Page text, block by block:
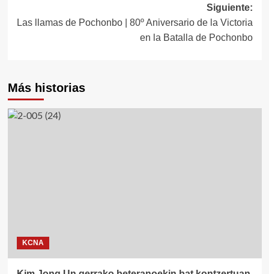
Siguiente:
Las llamas de Pochonbo | 80º Aniversario de la Victoria
en la Batalla de Pochonbo
Más historias
KCNA